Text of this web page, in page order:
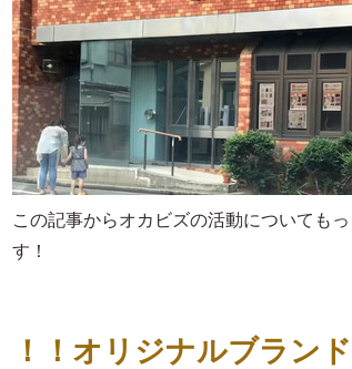
この記事からオカビズの活動についても
す！
！！オリジナルブラン